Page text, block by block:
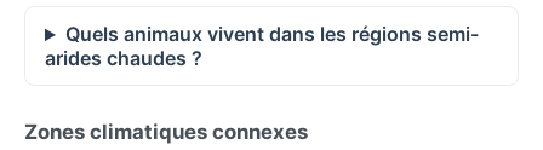
Quels animaux vivent dans les régions semi-
arides chaudes ?
Zones climatiques connexes